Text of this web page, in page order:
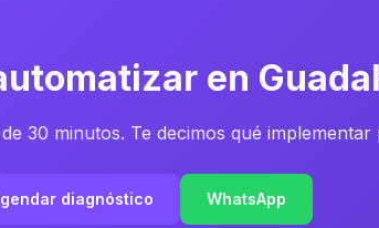
en
30 minutos. Te decimos qué implementar
diagnóstico WhatsApp